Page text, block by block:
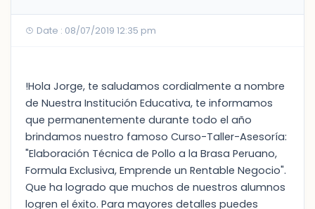
Date : 08/07/2019 12:35 pm
!Hola Jorge, te saludamos cordialmente a nombre
de Nuestra Institución Educativa, te informamos
que permanentemente durante todo el año
brindamos nuestro famoso Curso-Taller-Asesoría:
"Elaboración Técnica de Pollo a la Brasa Peruano,
Formula Exclusiva, Emprende un Rentable Negocio".
Que ha logrado que muchos de nuestros alumnos
logren el éxito. Para mayores detalles puedes